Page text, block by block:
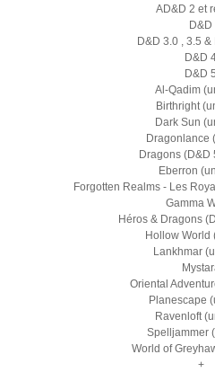
AD&D 2 et
D&D
D&D 3.0 , 3.5
D&D
D&D 5
Al-Qadim
Birthright
Dark Sun
Dragonlance
Dragons (D&D
Eberron
Forgotten Realms - Les
Gamma
Héros & Dragons
Hollow World
Lankhmar
Oriental
Planescape
Ravenloft
Spelljammer
World of
+